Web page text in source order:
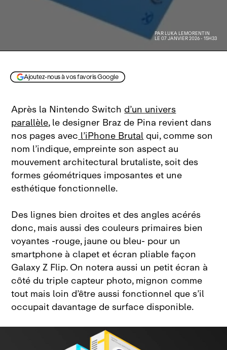
PAR LUKA LEMORENTIN
LE 07 JANVIER 2026 - 15H33
Ajoutez-nous à vos favoris Google
Après la Nintendo Switchd’un univers
parallèle, le designer Braz de Pina revient dans
nos pages avecl’iPhone Brutalqui, comme son
nom l’indique, empreinte son aspect au
mouvement architectural brutaliste, soit des
formes géométriques imposantes et une
esthétique fonctionnelle.
Des lignes bien droites et des angles acérés
donc, mais aussi des couleurs primaires bien
voyantes ‑rouge, jaune ou bleu‑ pour un
smartphone à clapet et écran pliable façon
Galaxy Z Flip. On notera aussi un petit écran à
côté du triple capteur photo, mignon comme
tout mais loin d’être aussi fonctionnel que s’il
occupait davantage de surface disponible.